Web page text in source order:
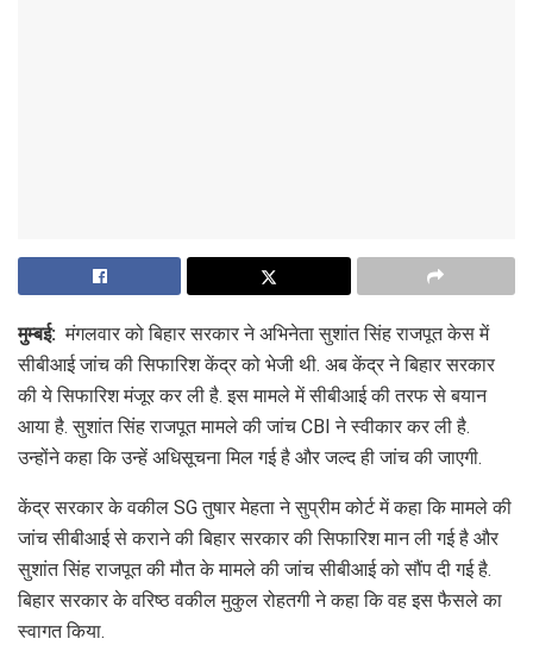
मुम्बई: मंगलवार को बिहार सरकार ने अभिनेता सुशांत सिंह राजपूत केस में
सीबीआई जांच की सिफारिश केंद्र को भेजी थी. अब केंद्र ने बिहार सरकार
की ये सिफारिश मंजूर कर ली है. इस मामले में सीबीआई की तरफ से बयान
आया है. सुशांत सिंह राजपूत मामले की जांच CBI ने स्वीकार कर ली है.
उन्होंने कहा कि उन्हें अधिसूचना मिल गई है और जल्द ही जांच की जाएगी.
केंद्र सरकार के वकील SG तुषार मेहता ने सुप्रीम कोर्ट में कहा कि मामले की
जांच सीबीआई से कराने की बिहार सरकार की सिफारिश मान ली गई है और
सुशांत सिंह राजपूत की मौत के मामले की जांच सीबीआई को सौंप दी गई है.
बिहार सरकार के वरिष्ठ वकील मुकुल रोहतगी ने कहा कि वह इस फैसले का
स्वागत किया.